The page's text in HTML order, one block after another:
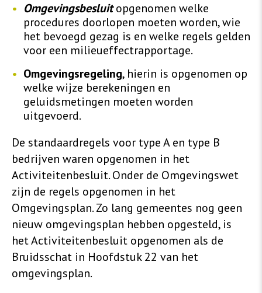
Omgevingsbesluitopgenomen welke
procedures doorlopen moeten worden, wie
het bevoegd gezag is en welke regels gelden
voor een milieueffectrapportage.
Omgevingsregeling, hierin is opgenomen op
welke wijze berekeningen en
geluidsmetingen moeten worden
uitgevoerd.
De standaardregels voor type A en type B
bedrijven waren opgenomen in het
Activiteitenbesluit. Onder de Omgevingswet
zijn de regels opgenomen in het
Omgevingsplan. Zo lang gemeentes nog geen
nieuw omgevingsplan hebben opgesteld, is
het Activiteitenbesluit opgenomen als de
Bruidsschat in Hoofdstuk 22 van het
omgevingsplan.